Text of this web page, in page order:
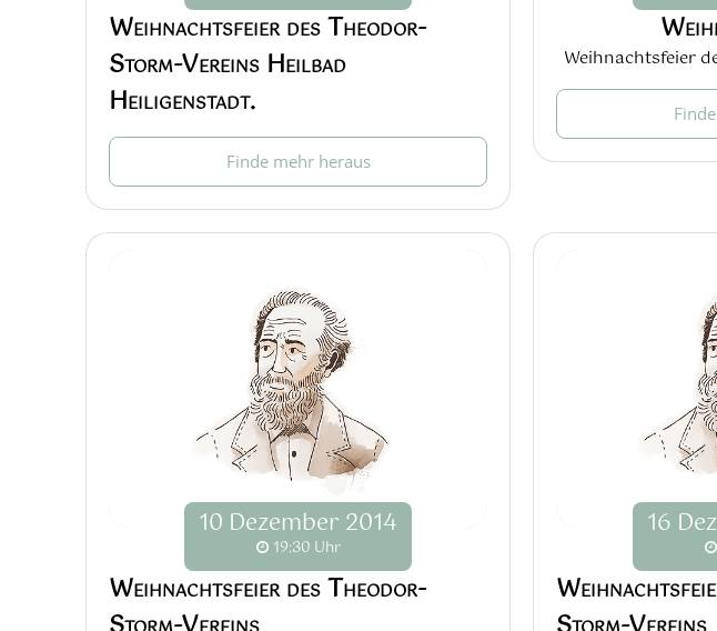
Weihnachtsfeier des Theodor-
Storm-Vereins Heilbad
Heiligenstadt.
Finde mehr heraus
Weihnachtsfeier
10 Dezember 2014
19:30 Uhr
Weihnachtsfeier des Theodor-
16